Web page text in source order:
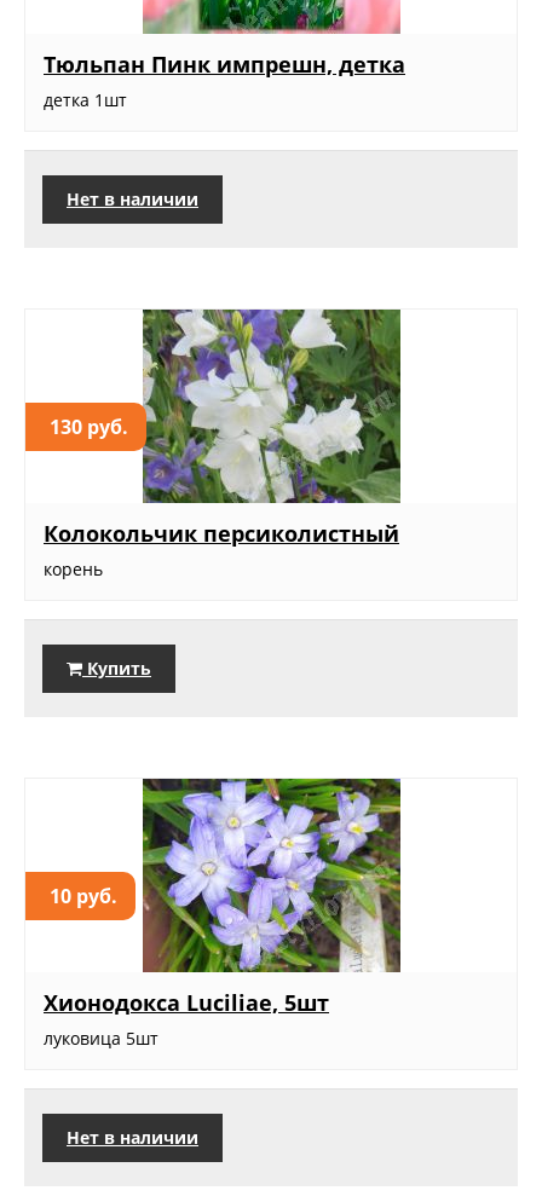
Тюльпан Пинк импрешн, детка
детка 1шт
Нет в наличии
130 руб.
Колокольчик персиколистный
корень
Купить
10 руб.
Хионодокса Luciliae, 5шт
луковица 5шт
Нет в наличии